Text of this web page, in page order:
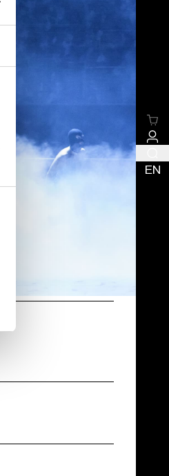
EN